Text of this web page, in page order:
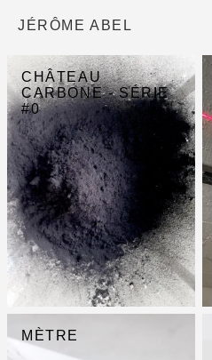
JÉRÔME ABEL
CHÂTEAU
CARBONE - SÉRIE
#0
MÈTRE